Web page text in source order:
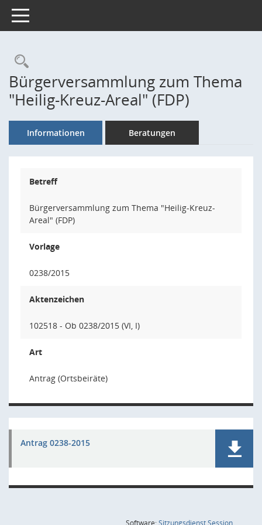
Toggle navigation
Rechercheauswahl
Bürgerversammlung zum Thema
"Heilig-Kreuz-Areal" (FDP)
Informationen Beratungen
Betreff
Bürgerversammlung zum Thema "Heilig-Kreuz-
Areal" (FDP)
Vorlage
0238/2015
Aktenzeichen
102518 - Ob 0238/2015 (VI, I)
Art
Antrag (Ortsbeiräte)
Antrag 0238-2015
Software:SitzungsdienstSession(Wird in